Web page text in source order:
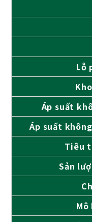
Lỗ
Áp suất
Áp suất
Tiêu
Sản